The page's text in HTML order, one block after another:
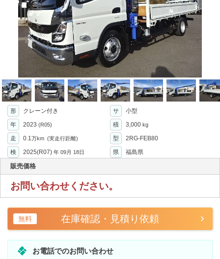
形 クレーン付き サ
小型
年
2023 (R05) 積 3,000 kg
走 0.1万km (実走行距離) 型
2RG-FEB80
検
2025(R07) 年 09月 18日 県 福島県
販売価格
お問い合わせください。
無料 在庫確認・見積り依頼
お電話でのお問い合わせ